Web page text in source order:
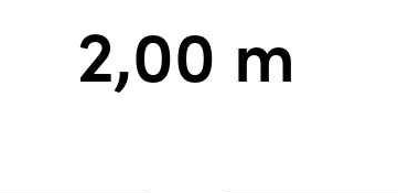
2,00 m